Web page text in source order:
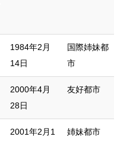
1984年2月
14日
国際姉妹都
市
2000年4月
28日
友好都市
2001年2月1
姉妹都市